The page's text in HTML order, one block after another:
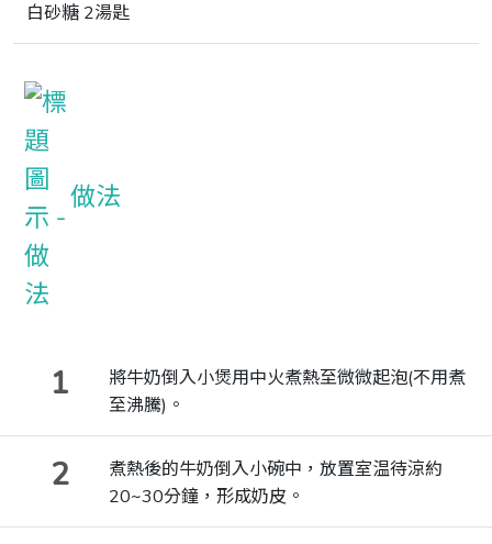
白砂糖 2湯匙
做法
1
將牛奶倒入小煲用中火煮熱至微微起泡(不用煮
至沸騰)。
2
煮熱後的牛奶倒入小碗中，放置室温待涼約
20~30分鐘，形成奶皮。